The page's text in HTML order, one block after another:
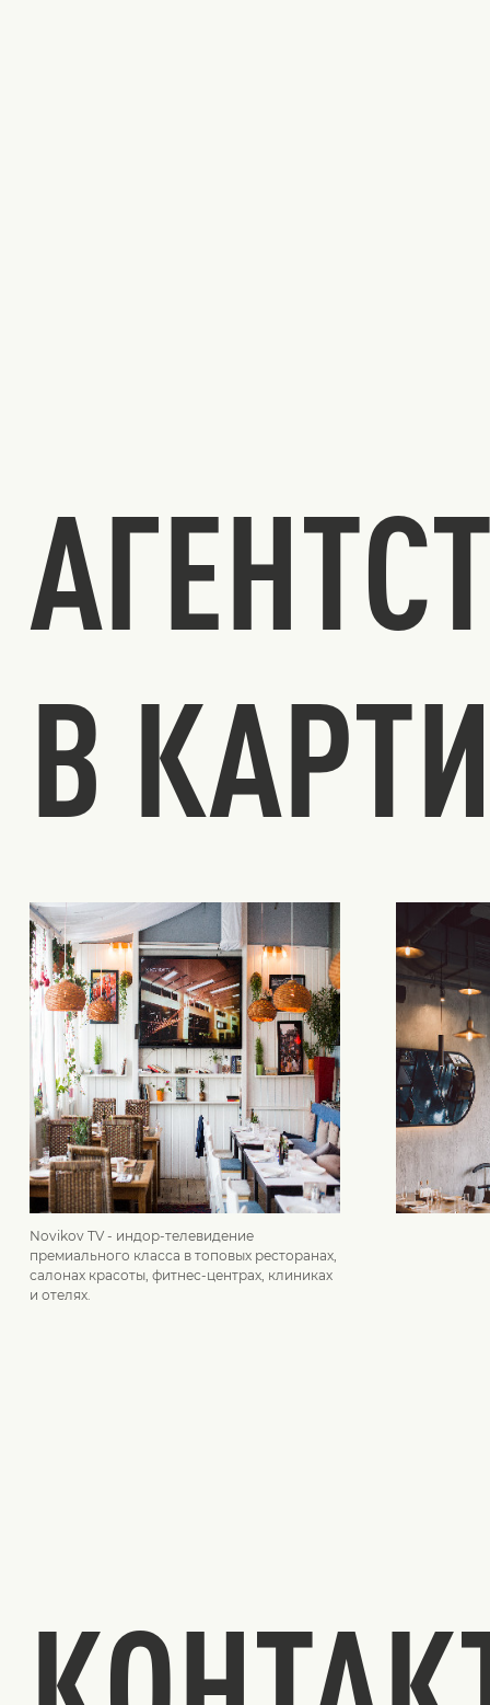
В
Novikov TV - индор-телевидение
премиального класса в топовых ресторанах,
салонах красоты, фитнес-центрах, клиниках
и отелях.